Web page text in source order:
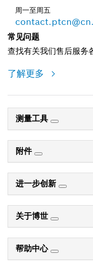
周一至周五
常见问题
查找有关我们售后服务
了解更多
测量工具
附件
进一步创新
关于博世
帮助中心